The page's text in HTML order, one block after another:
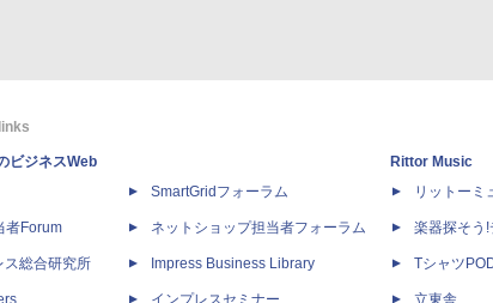
ビジネスWeb
者Forum
ス総合研究所
SmartGridフォーラム
ネットショップ担当者フォーラム
Impress Business Library
インプレスセミナー
Rittor Music
リットーミ
楽器探そう!
Tシャツ
立東舎